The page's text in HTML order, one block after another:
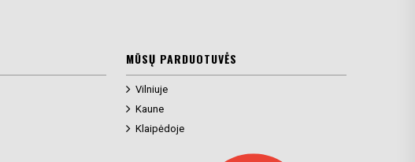
MŪSŲ PARDUOTUVĖS
Vilniuje
Kaune
Klaipėdoje